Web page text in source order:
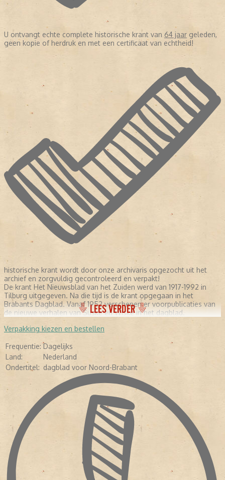
U ontvangt echte complete historische krant van 64 jaar geleden,
geen kopie of herdruk en met een certificaat van echtheid!
historische krant wordt door onze archivaris opgezocht uit het
archief en zorgvuldig gecontroleerd en verpakt!
De krant Het Nieuwsblad van het Zuiden werd van 1917-1992 in
Tilburg uitgegeven. Na die tijd is de krant opgegaan in het
Brabants Dagblad. Vanaf 1952 verschenen er voorpublicaties van
de nieuwe verhalen van Suske en Wiske in het dagblad.
LEES VERDER
Verpakking kiezen en bestellen
Frequentie: Dagelijks
Land:
Nederland
Ondertitel: dagblad voor Noord-Brabant